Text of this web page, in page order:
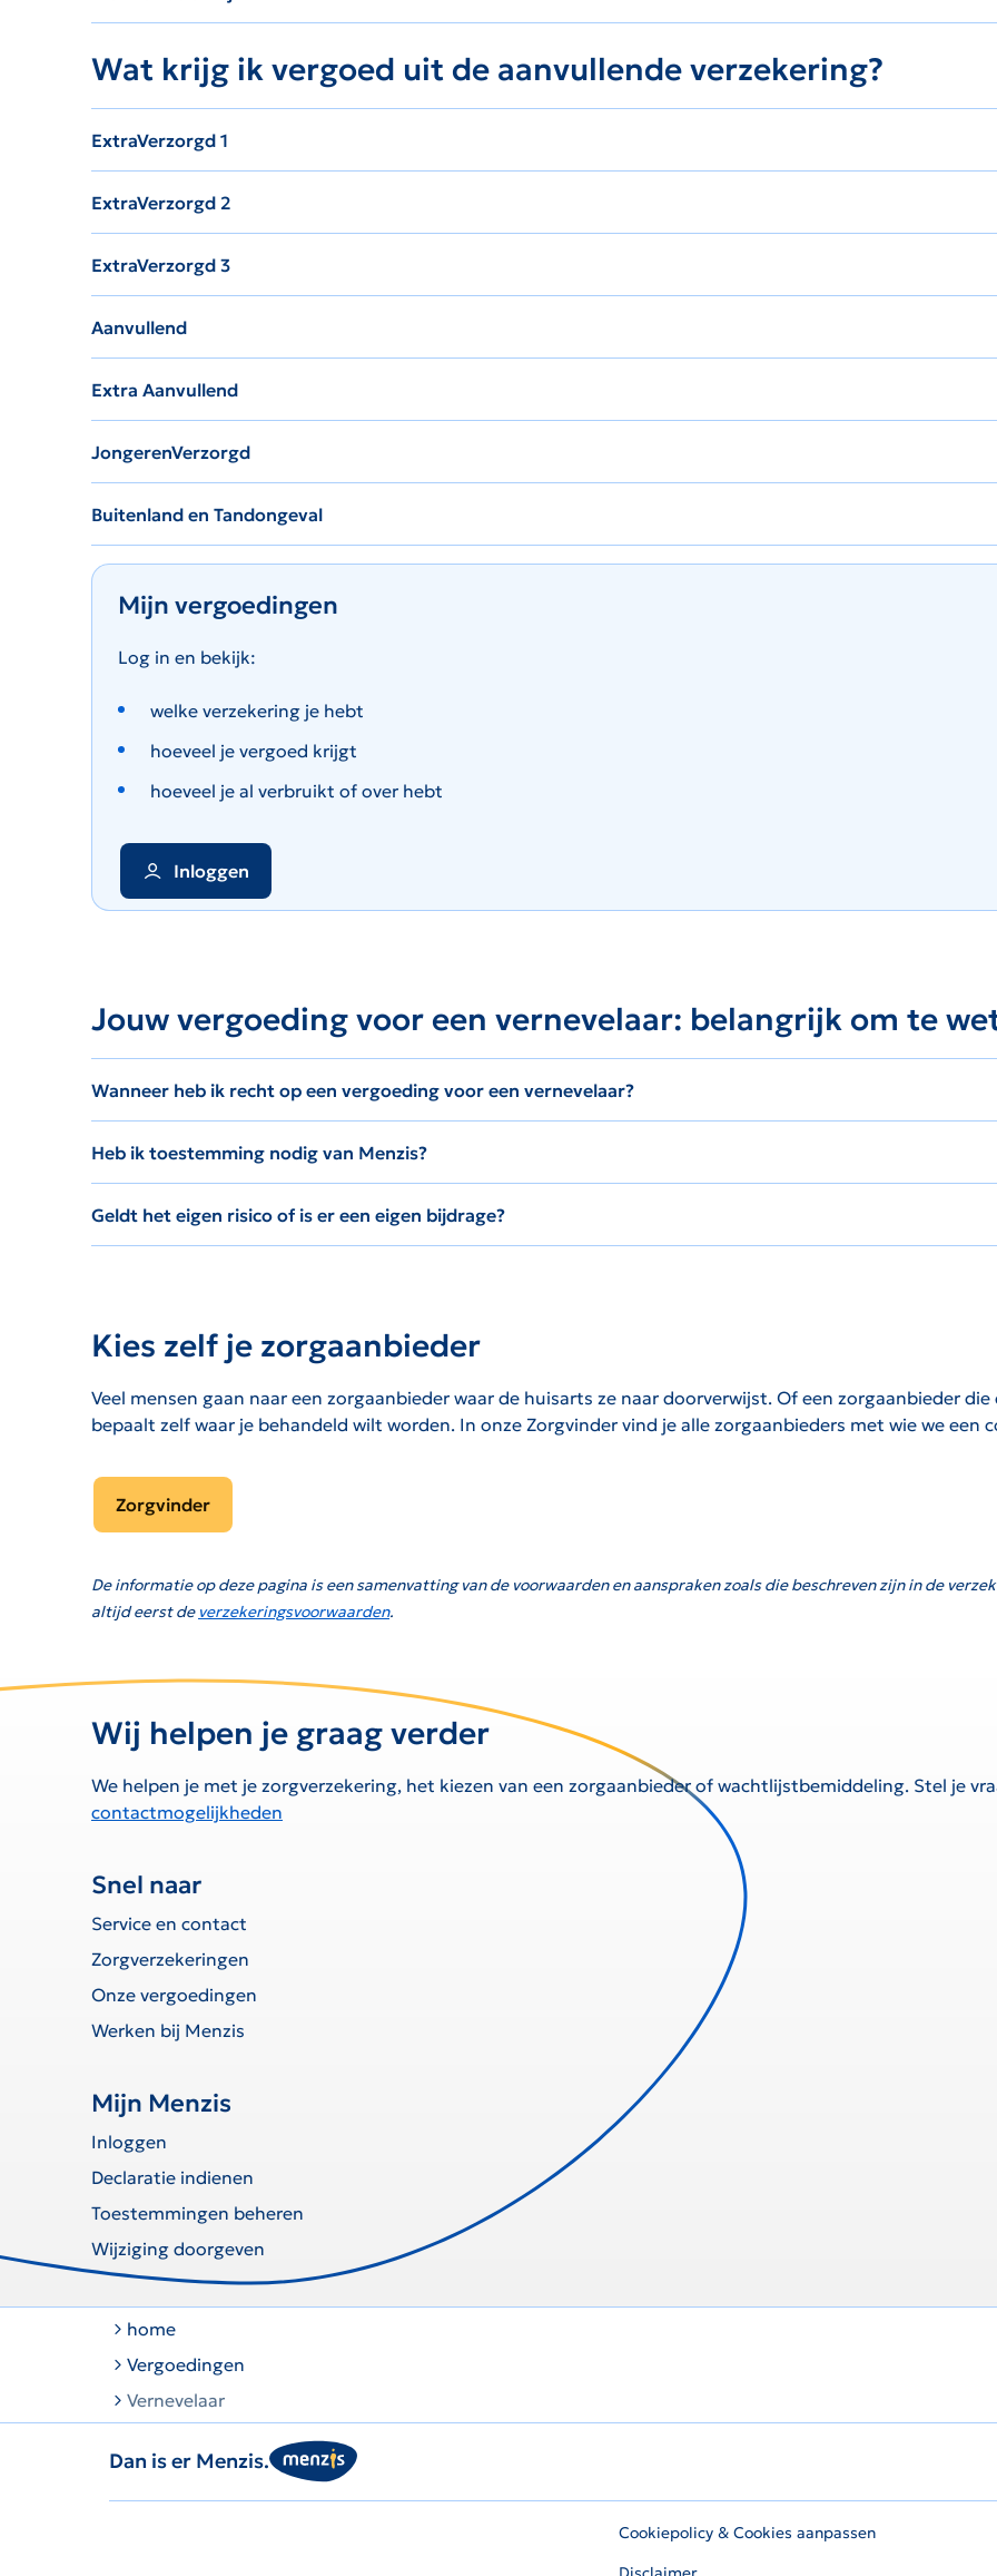
Wat krijg ik vergoed uit de aanvullende verzekering?
ExtraVerzorgd 1
ExtraVerzorgd 2
ExtraVerzorgd 3
Aanvullend
Extra Aanvullend
JongerenVerzorgd
Buitenland en Tandongeval
Mijn vergoedingen
Log in en bekijk:
welke verzekering je hebt
hoeveel je vergoed krijgt
hoeveel je al verbruikt of over hebt
Inloggen
Jouw vergoeding voor een vernevelaar: belangrijk om te
Wanneer heb ik recht op een vergoeding voor een vernevelaar?
Heb ik toestemming nodig van Menzis?
Geldt het eigen risico of is er een eigen bijdrage?
Kies zelf je zorgaanbieder
Veel mensen gaan naar een zorgaanbieder waar de huisarts ze naar doorverwijst. Of een zorgaanbieder
bepaalt zelf waar je behandeld wilt worden. In onze Zorgvinder vind je alle zorgaanbieders met wie we een
Zorgvinder
De informatie op deze pagina is een samenvatting van de voorwaarden en aanspraken zoals die beschreven zijn in de
altijd eerst de verzekeringsvoorwaarden.
Wij helpen je graag verder
We helpen je met je zorgverzekering, het kiezen van een zorgaanbieder of wachtlijstbemiddeling. Stel je
contactmogelijkheden
Snel naar
Service en contact
Zorgverzekeringen
Onze vergoedingen
Werken bij Menzis
Mijn Menzis
Inloggen
Declaratie indienen
Toestemmingen beheren
Wijziging doorgeven
home
Vergoedingen
Vernevelaar
Dan is er Menzis.
Cookiepolicy & Cookies aanpassen